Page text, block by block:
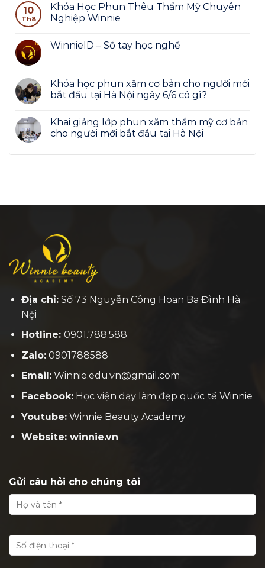
10
Th8
Khóa Học Phun Thêu Thẩm Mỹ Chuyên
Nghiệp Winnie
WinnieID – Sổ tay học nghề
Khóa học phun xăm cơ bản cho người mới
bắt đầu tại Hà Nội ngày 6/6 có gì?
Khai giảng lớp phun xăm thẩm mỹ cơ bản
cho người mới bắt đầu tại Hà Nội
Địa chỉ:Số 73 Nguyễn Công Hoan Ba Đình Hà
Nội
Hotline: 0901.788.588
Zalo:0901788588
Email:Winnie.edu.vn@gmail.com
Facebook:Học viện dạy làm đẹp quốc tế Winnie
Youtube:Winnie Beauty Academy
Website: winnie.vn
Gửi câu hỏi cho chúng tôi